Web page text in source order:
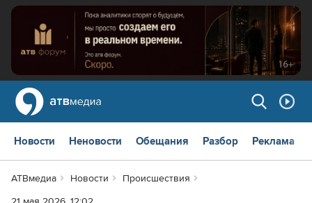
Новости Неновости Обещания Разбор Реклама
АТВмедиа Новости
Происшествия